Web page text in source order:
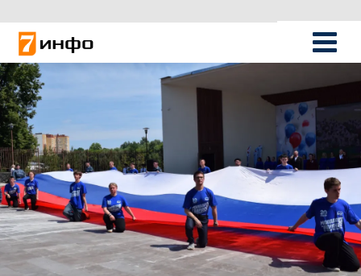
Новости России
Политика
Новости мира
Все материалы 7инфо
ПОИСК ПО САЙТУ